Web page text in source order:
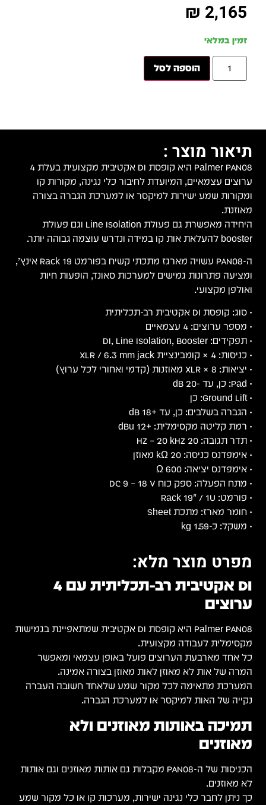
₪ 2,165
זמין במלאי
הוספה לסל
תיאור מוצר :
Palmer PAN08 היא קופסת DI אקטיבית מקצועית בעלת 4
ערוצים עצמאיים, המיועדת לחיבור כלי נגינה, מקורות קו
ומקורות שמע ישירות למיקסר או למערכת הגברה בצורה
מאוזנת.
היחידה מאפשרת גם פעולת Line Isolation וגם פעולת
booster להעלאת אות קו במידה ונדרש עוצמה גבוהה יותר.
ה-PAN08 עשויה מארגז מתכתי קשיח בפורמט Rack 19 אינץ’,
ומציעה פתרונות גמישים למערכות סאונד, הופעות חיות
ואולפן מקצועי.
• סוג: קופסת DI אקטיבית רב-תכליתית
• מספר ערוצים: 4 עצמאיים
• תפקידים: DI, Line Isolation, Booster
• כניסות: 4 × קומבינציית XLR / 6.3 mm jack
• יציאות: 8 × XLR מאוזנות (קדמי ואחורי לכל ערוץ)
• Pad: כן, עד -20 dB
• Ground Lift: כן
• הגברה בשלבים: כן, עד +18 dB
• רמת קליטה מקסימלית: +12 dBu
• תדר תגובה: 20 Hz – 20 kHz
• אימפדנס כניסה: 20 kΩ מאוזן
• אימפדנס יציאה: 600 Ω
• מתח הפעלה: ספק כוח DC 9 – 18 V
• פורמט: Rack 19" / 1U
• חומר מארז: מתכת Sheet
• משקל: כ-1.59 kg
מפרט מוצר מלא:
DI אקטיבית רב-תכליתית עם 4
ערוצים
Palmer PAN08 היא קופסת DI אקטיבית שמתאפיינת בגמישות
מקסימלית לעבודה מקצועית.
כל אחד מארבעת הערוצים פועל באופן עצמאי ומאפשר
המרה של אות לא מאוזן לאות מאוזן בצורה אמינה.
המערכת מתאימה לכל מקור שמע שלאחד חשובה העברה
נקייה של האות למיקסר או למערכת הגברה.
תמיכה באותות מאוזנים ולא
מאוזנים
הכניסות של ה-PAN08 מקבלות גם אותות מאוזנים וגם אותות
לא מאוזנים.
כך ניתן לחבר כלי נגינה ישירות, מערכות קו או כל מקור שמע